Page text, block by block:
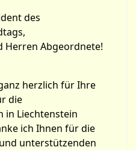
des
Herren Abgeordnete!
herzlich für Ihre
die
in Liechtenstein
ich Ihnen für die
unterstützenden